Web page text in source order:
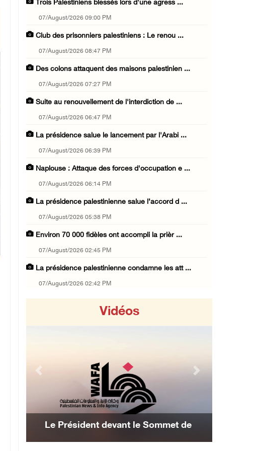
Trois Palestiniens blessés lors d'une agress ...
07/August/2026 09:00 PM
Club des prisonniers palestiniens : Le renou ...
07/August/2026 08:47 PM
Des colons attaquent des maisons palestinien ...
07/August/2026 07:27 PM
Suite au renouvellement de l'interdiction de ...
07/August/2026 06:47 PM
La présidence salue le lancement par l'Arabi ...
07/August/2026 06:39 PM
Naplouse : Attaque des forces d'occupation e ...
07/August/2026 06:14 PM
La présidence palestinienne salue l’accord d ...
07/August/2026 05:38 PM
Environ 70 000 fidèles ont accompli la prièr ...
07/August/2026 02:45 PM
La présidence palestinienne condamne les att ...
07/August/2026 02:42 PM
07/August/2026 02:13 PM
Khalayel al-Louz : des colons attaquent un c ...
07/August/2026 01:53 PM
Nouvelle attaque de colons à Ramallah : une ...
Vidéos
Les avions d'occupation continuent de
Previous Next